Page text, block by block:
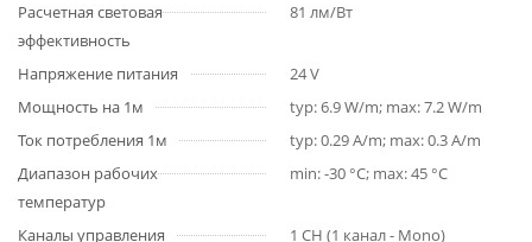
Расчетная световая
эффективность
81 лм/Вт
Напряжение питания
24 V
Мощность на 1м
typ: 6.9 W/m; max: 7.2 W/m
Ток потребления 1м
typ: 0.29 A/m; max: 0.3 A/m
Диапазон рабочих
температур
min: -30 °C; max: 45 °C
Каналы управления
1 CH (1 канал - Mono)